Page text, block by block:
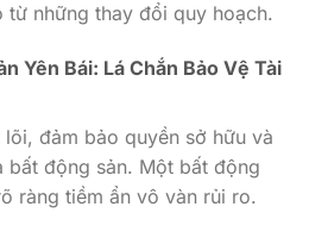
từ những thay đổi quy hoạch.
Yên Bái: Lá Chắn Bảo Vệ Tài
đảm bảo quyền sở hữu và
bất động sản. Một bất động
ràng tiềm ẩn vô vàn rủi ro.